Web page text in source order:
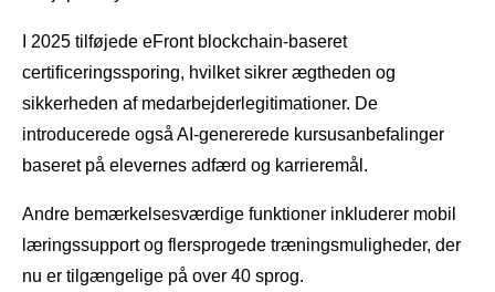
I 2025 tilføjede eFront blockchain-baseret
certificeringssporing, hvilket sikrer ægtheden og
sikkerheden af ​​medarbejderlegitimationer. De
introducerede også AI-genererede kursusanbefalinger
baseret på elevernes adfærd og karrieremål.
Andre bemærkelsesværdige funktioner inkluderer mobil
læringssupport og flersprogede træningsmuligheder, der
nu er tilgængelige på over 40 sprog.